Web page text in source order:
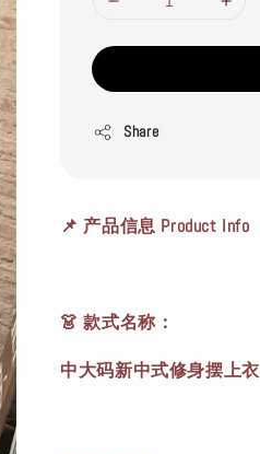
Share
📌 产品信息 Product Info
👗 款式名称：
中大码新中式修身摆上衣